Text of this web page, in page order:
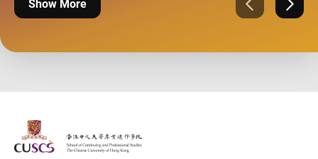
Show More
PreviousNext
The Chinese Univeristy of hong Kong